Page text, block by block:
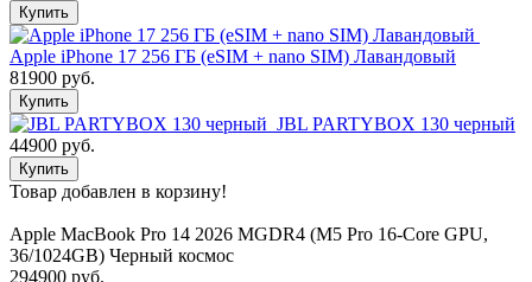
Купить
Apple iPhone 17 256 ГБ (eSIM + nano SIM) Лавандовый
81900 руб.
Купить
JBL PARTYBOX 130 черный
44900 руб.
Купить
Товар добавлен в корзину!
Apple MacBook Pro 14 2026 MGDR4 (M5 Pro 16-Core GPU,
36/1024GB) Черный космос
294900 руб.